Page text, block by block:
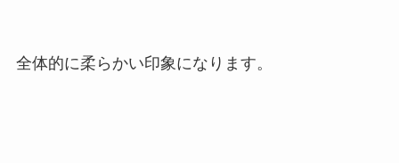
全体的に柔らかい印象になります。